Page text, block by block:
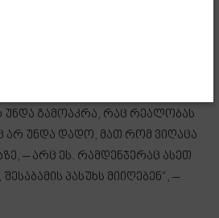
უნდა გამოაკრა, რაც რეალობას
არ უნდა დადო, მათ რომ ვიღაცა
– არც ეს. რამდენჯერაც ასეთ
პასუხს მიიღებენ“, –